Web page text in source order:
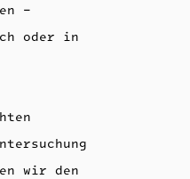
–
oder in
wir den